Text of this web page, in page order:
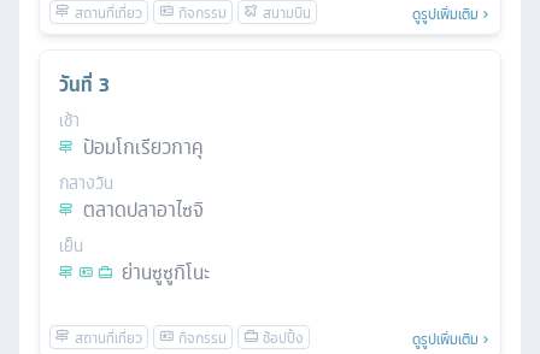
ดูรูปเพิ่มเติม
วันที่ 3
เช้า
ป้อมโกเรียวกาคุ
กลางวัน
ตลาดปลาอาไซจิ
เย็น
ย่านซูซูกิโนะ
ดูรูปเพิ่มเติม